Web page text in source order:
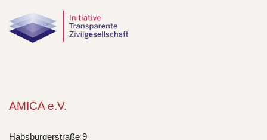
AMICA e.V.
Habsburgerstraße 9